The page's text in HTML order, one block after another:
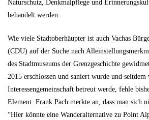
Naturschutz, Denkmalpflege und
behandelt werden.
Wie viele Stadtoberhäupter ist auch Vachas
(CDU) auf der Suche nach
des Stadtmuseums der Grenzgeschichte
2015 erschlossen und saniert wurde und seitdem
Interessengemeinschaft betreut werde, fehle
Element. Frank Pach merkte an, dass man sich
“Hier könnte eine Wanderalternative zu Point